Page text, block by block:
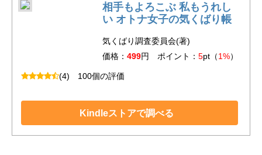
相手もよろこぶ 私もうれし
い オトナ女子の気くばり帳
気くばり調査委員会(著)
価格： 499円 ポイント： 5pt（1%）
(4) 100個の評価
Kindleストアで調べる